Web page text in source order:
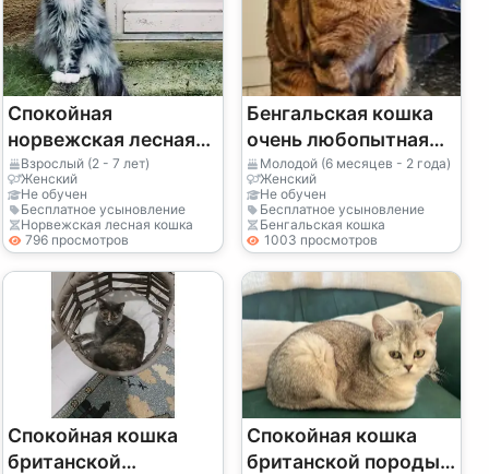
Спокойная
норвежская лесная
кошка ищет новый
дом
Взрослый (2 - 7 лет)
Женский
Не обучен
Бесплатное усыновление
Норвежская лесная кошка
796 просмотров
Бенгальская кошка
очень любопытная
ищет новый дом
Молодой (6 месяцев - 2 года)
Женский
Не обучен
Бесплатное усыновление
Бенгальская кошка
1003 просмотров
Спокойная кошка
британской
Спокойная кошка
британской породы,